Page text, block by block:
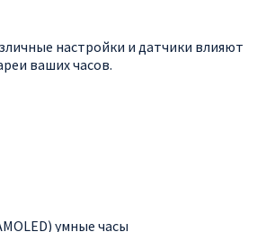
настройки и датчики влияют
ваших часов.
умные часы